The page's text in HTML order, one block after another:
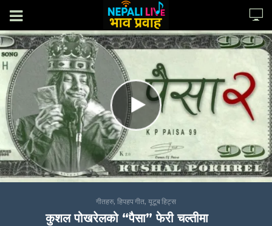
गीतहरु, हिपहप गीत, यूटूब हिट्स
कुशल पोखरेलको “पैसा” फेरी चल्तीमा